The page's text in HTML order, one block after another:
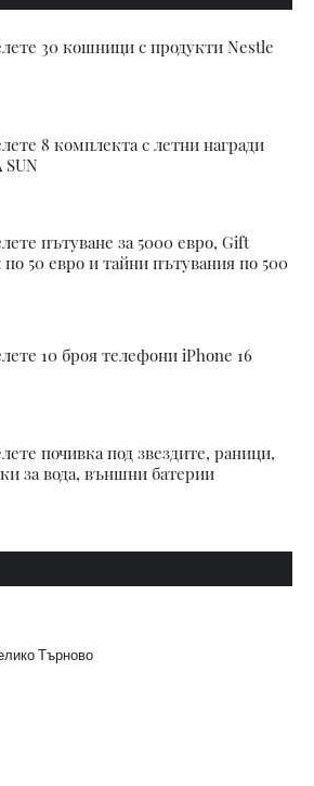
30 кошници с продукти Nestle
8 комплекта с летни награди
SUN
пътуване за 5000 евро, Gift
по 50 евро и тайни пътувания по 500
10 броя телефони iPhone 16
почивка под звездите, раници,
за вода, външни батерии
Търново